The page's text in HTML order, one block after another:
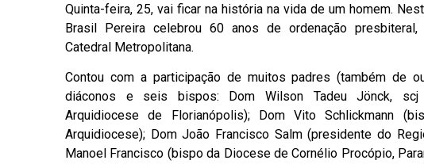
Quinta-feira, 25, vai ficar na história na vida de um homem.
Brasil Pereira celebrou 60 anos de ordenação
Catedral Metropolitana.
Contou com a participação de muitos padres (também de
diáconos e seis bispos: Dom Wilson Tadeu Jönck, scj
Arquidiocese de Florianópolis); Dom Vito Schlickmann
Arquidiocese); Dom João Francisco Salm (presidente do
Manoel Francisco (bispo da Diocese de Cornélio Procópio,